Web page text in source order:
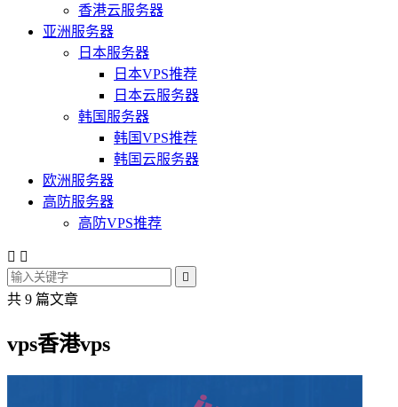
香港云服务器
亚洲服务器
日本服务器
日本VPS推荐
日本云服务器
韩国服务器
韩国VPS推荐
韩国云服务器
欧洲服务器
高防服务器
高防VPS推荐
 

共 9 篇文章
vps香港vps